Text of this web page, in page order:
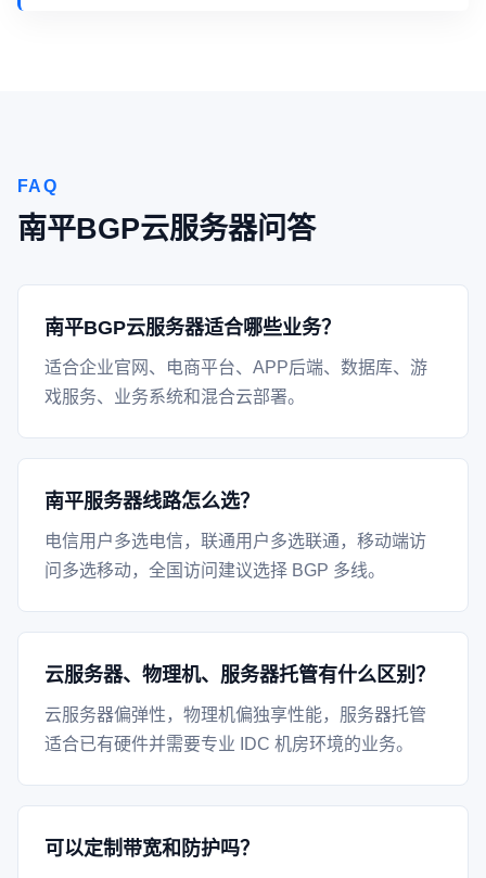
FAQ
南平BGP云服务器问答
南平BGP云服务器适合哪些业务？
适合企业官网、电商平台、APP后端、数据库、游
戏服务、业务系统和混合云部署。
南平服务器线路怎么选？
电信用户多选电信，联通用户多选联通，移动端访
问多选移动，全国访问建议选择 BGP 多线。
云服务器、物理机、服务器托管有什么区别？
云服务器偏弹性，物理机偏独享性能，服务器托管
适合已有硬件并需要专业 IDC 机房环境的业务。
可以定制带宽和防护吗？